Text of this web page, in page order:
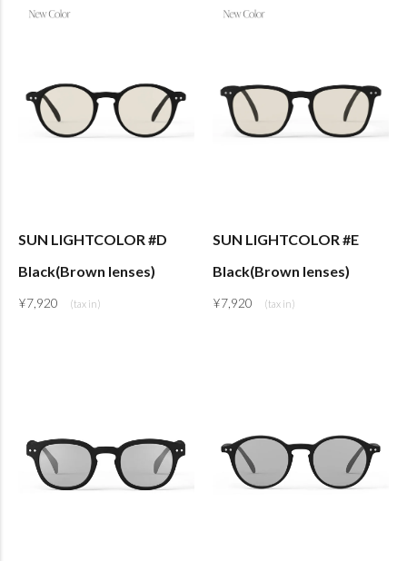
SUN LIGHTCOLOR #D
Black(Brown lenses)
¥7,920
SUN LIGHTCOLOR #E
Black(Brown lenses)
¥7,920